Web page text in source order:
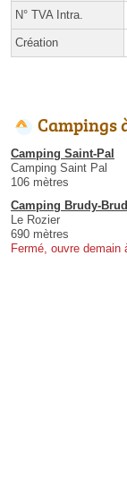
N° TVA Intra.
Création
Campings
Camping Saint-Pal
Camping Saint Pal
106 mètres
Camping Brudy-
Le Rozier
690 mètres
Fermé, ouvre demain